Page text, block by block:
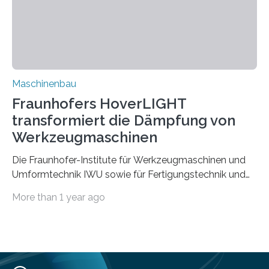
Maschinenbau
Fraunhofers HoverLIGHT
transformiert die Dämpfung von
Werkzeugmaschinen
Die Fraunhofer-Institute für Werkzeugmaschinen und
Umformtechnik IWU sowie für Fertigungstechnik und
Durchbruch in der Materialforschung erzielt: Der
partikelgefüllten Hohlkugeln erreicht HoverLIGHT einen
More than 1 year ago